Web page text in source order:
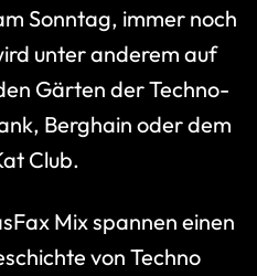
Sonntag, immer noch
unter anderem auf
Gärten der Techno-
Berghain oder dem
Club.
Mix spannen einen
von Techno